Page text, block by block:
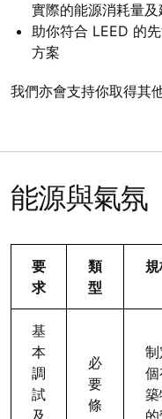
實際的能源消耗量及
助你符合 LEED 的
方案
我們亦會支持你取得其
能源與氣氛
要
求
類
型
基
本
調
試
及
必
要
條